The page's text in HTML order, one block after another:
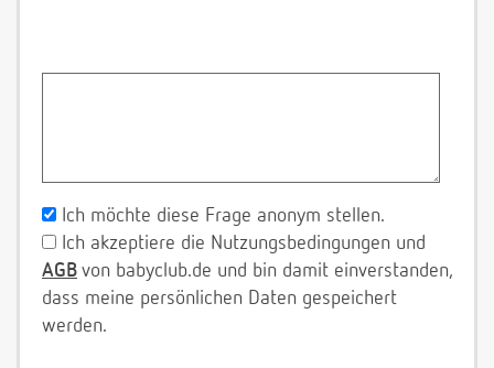
Ich möchte diese Frage anonym stellen.
Ich akzeptiere die Nutzungsbedingungen und
AGB von babyclub.de und bin damit einverstanden,
dass meine persönlichen Daten gespeichert
werden.